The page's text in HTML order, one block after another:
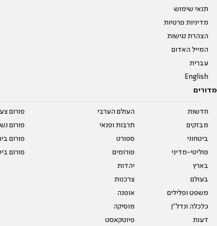
תנאי שימוש
מדיניות פרטיות
הצהרת נגישות
המייל האדום
עברית
English
מדורים
חדשות
מבזקים
ביטחוני
פוליטי-מדיני
בארץ
בעולם
משפט ופלילים
כלכלה ונדל"ן
דעות
העולם הערבי
תרבות ופנאי
ספורט
פורומים
יהדות
צרכנות
אופנה
מוסיקה
פיוטקאסט
פורום
פורום
פורום
פורום